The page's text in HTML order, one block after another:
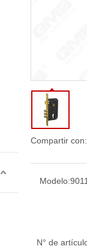
Compartir con:
Modelo:
N° de